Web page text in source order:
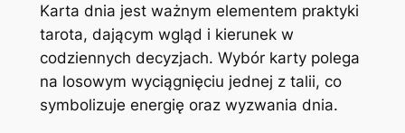
Karta dnia jest ważnym elementem praktyki
tarota, dającym wgląd i kierunek w
codziennych decyzjach. Wybór karty polega
na losowym wyciągnięciu jednej z talii, co
symbolizuje energię oraz wyzwania dnia.